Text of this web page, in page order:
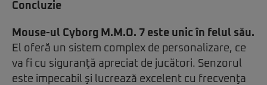
Concluzie
Mouse-ul Cyborg M.M.O. 7 este unic în felul său.
El oferă un sistem complex de personalizare, ce
va fi cu siguranţă apreciat de jucători. Senzorul
este impecabil şi lucrează excelent cu frecvenţa